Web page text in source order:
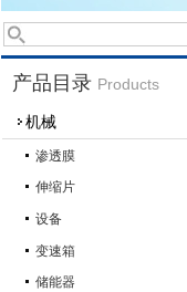
产品目录 Products
机械
渗透膜
伸缩片
设备
变速箱
储能器